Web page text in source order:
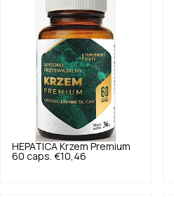
HEPATICA Krzem Premium
60 caps. €10,46